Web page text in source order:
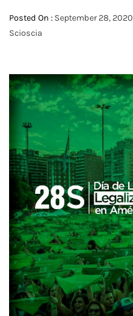
Posted On : September 28, 2020
Scioscia